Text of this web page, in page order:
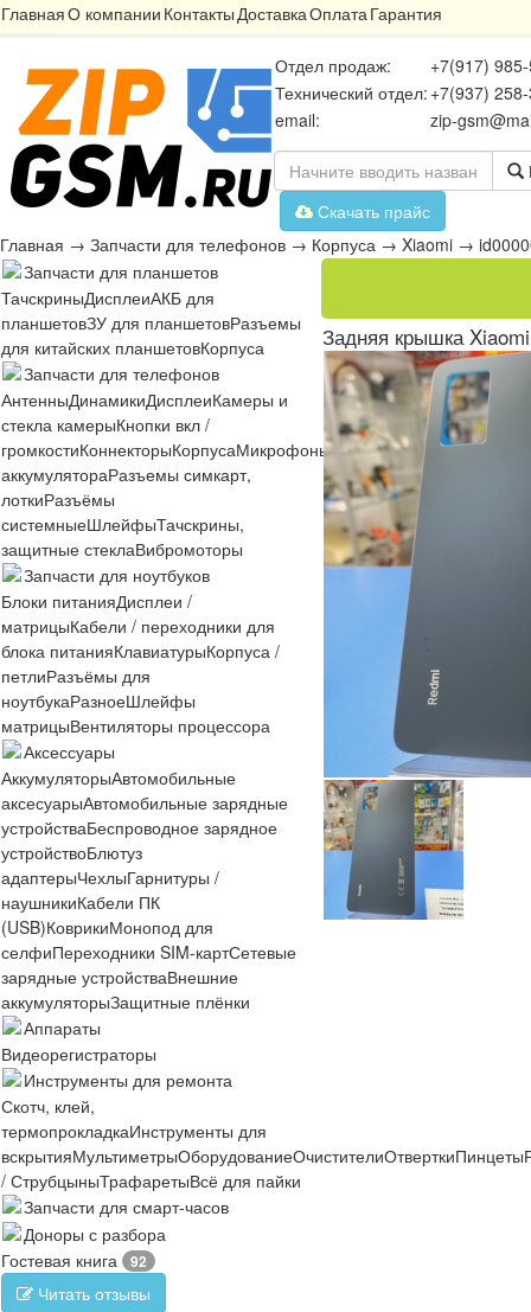
ГлавнаяО компании КонтактыДоставкаОплатаГарантия
Отдел продаж:
+7(917)
Технический отдел: +7(937)
email:
zip-
Скачать прайс
Главная → Запчасти для телефонов → Корпуса → Xiaomi →
Запчасти для планшетов
ТачскриныДисплеиАКБ для
планшетовЗУ для планшетовРазъемы
для китайских планшетовКорпуса
Запчасти для телефонов
АнтенныДинамикиДисплеиКамеры и
стекла камерыКнопки вкл /
громкостиКоннекторыКорпусаМикрофоныМикросхемы Платы
аккумулятораРазъемы симкарт,
лоткиРазъёмы
системныеШлейфыТачскрины,
защитные стеклаВибромоторы
Запчасти для ноутбуков
Блоки питанияДисплеи /
матрицыКабели / переходники для
блока питанияКлавиатурыКорпуса /
петлиРазъёмы для
ноутбукаРазноеШлейфы
матрицыВентиляторы процессора
Аксессуары
АккумуляторыАвтомобильные
аксесуарыАвтомобильные зарядные
устройстваБеспроводное зарядное
устройствоБлютуз
адаптерыЧехлыГарнитуры /
наушникиКабели ПК
(USB)КоврикиМонопод для
селфиПереходники SIM-картСетевые
зарядные устройстваВнешние
аккумуляторыЗащитные плёнки
Аппараты
Видеорегистраторы
Инструменты для ремонта
Скотч, клей,
термопрокладкаИнструменты для
вскрытияМультиметрыОборудованиеОчистителиОтверткиПинцеты
/ СтрубцыныТрафаретыВсё для пайки
Запчасти для смарт-часов
Доноры с разбора
Гостевая книга
92
Читать отзывы
Задняя крышка